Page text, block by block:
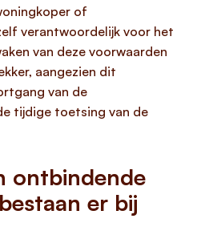
of
verantwoordelijk voor het
van deze voorwaarden
aangezien dit
van de
tijdige toetsing van de
ontbindende
er bij